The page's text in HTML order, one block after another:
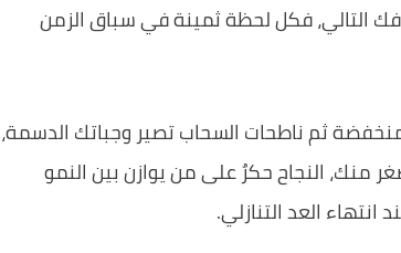
التالي، فكل لحظة ثمينة في سباق الزمن
ثم ناطحات السحاب تصير وجباتك الدسمة،
منك، النجاح حكرٌ على من يوازن بين النمو
انتهاء العد التنازلي.